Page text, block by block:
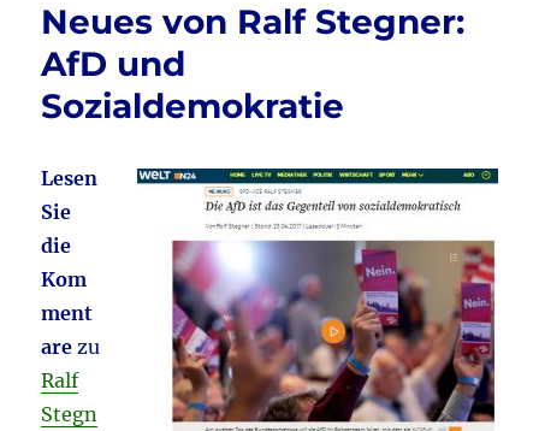
Neues von Ralf Stegner:
AfD und
Sozialdemokratie
Lesen
Sie
die
Kom
ment
arezu
Ralf
Stegn